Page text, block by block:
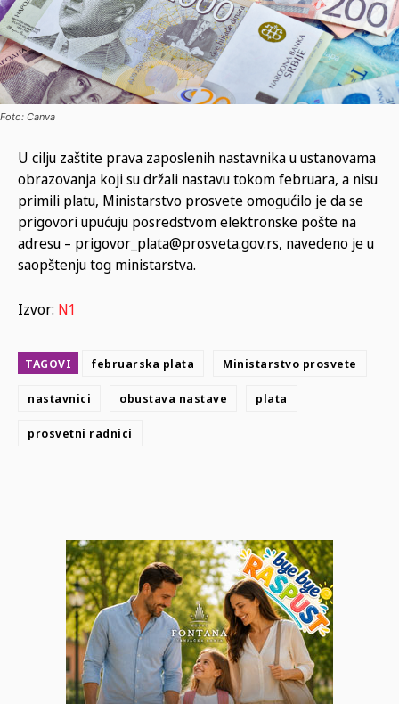
Foto: Canva
U cilju zaštite prava zaposlenih nastavnika u ustanovama
obrazovanja koji su držali nastavu tokom februara, a nisu
primili platu, Ministarstvo prosvete omogućilo je da se
prigovori upućuju posredstvom elektronske pošte na
adresu – prigovor_plata@prosveta.gov.rs, navedeno je u
saopštenju tog ministarstva.
Izvor: N1
TAGOVI februarska plata Ministarstvo prosvete
nastavnici obustava nastave plata
prosvetni radnici